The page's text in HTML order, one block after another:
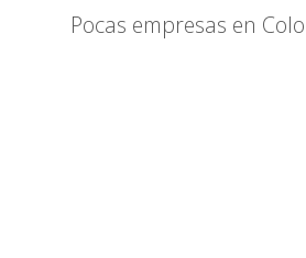
Pocas empresas en